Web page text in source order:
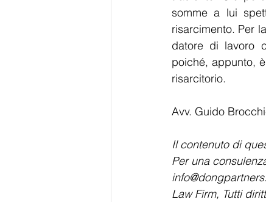
somme a lui
risarcimento. Per
datore di lavoro
poiché, appunto,
risarcitorio.
Avv. Guido
Il contenuto di
Per una
Law Firm, Tutti